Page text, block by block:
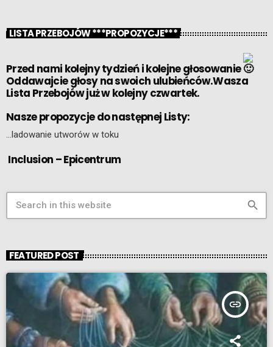
LISTA PRZEBOJÓW ***PROPOZYCJE***
Przed nami kolejny tydzień i kolejne głosowanie
Oddawajcie głosy na swoich ulubieńców.Wasza
Lista Przebojów już w kolejny czwartek.
Nasze propozycje do następnej Listy:
…ladowanie utworów w toku
Inclusion – Epicentrum
search
FEATURED POST
insert_link